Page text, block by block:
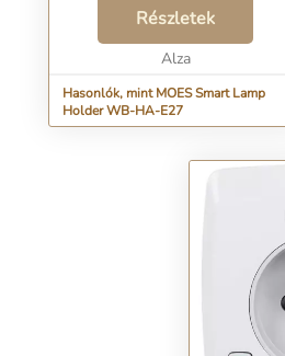
Részletek
Alza
Hasonlók, mint MOES Smart Lamp
Holder WB-HA-E27